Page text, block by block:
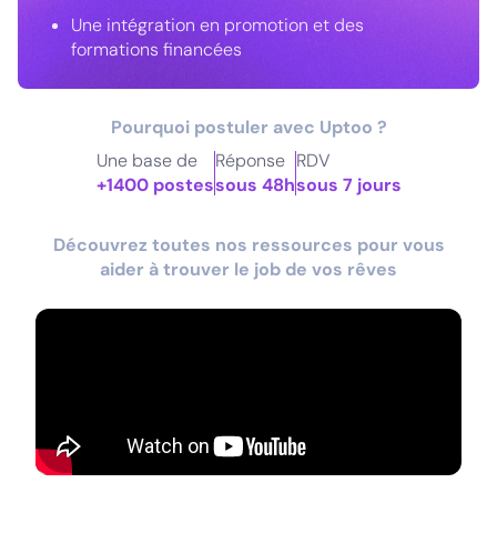
Une intégration en promotion et des
formations financées
Pourquoi postuler avec Uptoo ?
Une base de
+1400 postes
Réponse
sous 48h
RDV
sous 7 jours
Découvrez toutes nos ressources pour vous
aider à trouver le job de vos rêves